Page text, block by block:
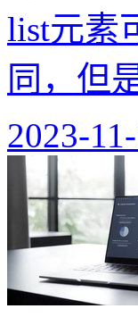
list元素
同，但
2023-